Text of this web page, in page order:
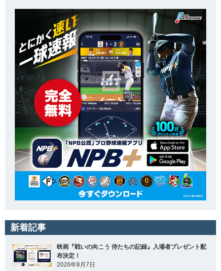
新着記事
映画『戦いの向こう 侍たちの記録』入場者プレゼント配
布決定！
2026年8月7日